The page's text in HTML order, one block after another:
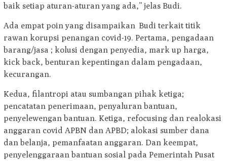
baik setiap aturan-aturan yang ada,” jelas Budi.
Ada empat poin yang disampaikan Budi terkait titik
rawan korupsi penangan covid-19. Pertama, pengadaan
barang/jasa ; kolusi dengan penyedia, mark up harga,
kick back, benturan kepentingan dalam pengadaan,
kecurangan.
Kedua, filantropi atau sumbangan pihak ketiga;
pencatatan penerimaan, penyaluran bantuan,
penyelewengan bantuan. Ketiga, refocusing dan realokasi
anggaran covid APBN dan APBD; alokasi sumber dana
dan belanja, pemanfaatan anggaran. Dan keempat,
penyelenggaraan bantuan sosial pada Pemerintah Pusat